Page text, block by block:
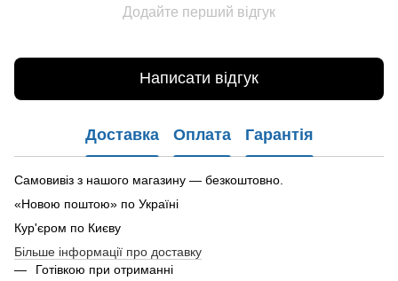
Додайте перший відгук
Написати відгук
Доставка Оплата Гарантія
Самовивіз з нашого магазину — безкоштовно.
«Новою поштою» по Україні
Кур'єром по Києву
Більше інформації про доставку
Готівкою при отриманні